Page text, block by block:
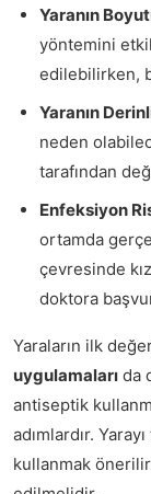
Yaranın
yöntemini
edilebilirken,
Yaranın
neden
tarafından
Enfeksiyon
ortamda
çevresinde
doktora
Yaraların ilk
uygulamaları da
antiseptik
adımlardır.
kullanmak